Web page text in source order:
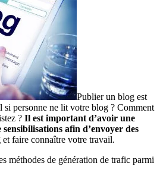
Publier un blog est
si personne ne lit votre blog ? Comment
? Il est important d’avoir une
afin d’envoyer des
et faire connaître votre travail.
méthodes de génération de trafic parmi